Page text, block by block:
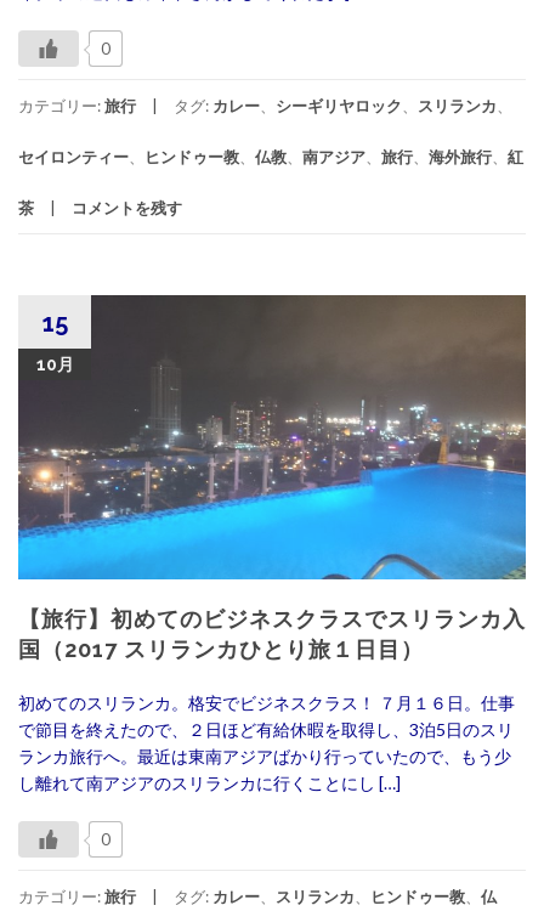
0
カテゴリー:旅行 タグ: カレー、 シーギリヤロック、 スリランカ、
セイロンティー、 ヒンドゥー教、 仏教、 南アジア、 旅行、 海外旅行、 紅
茶 コメントを残す
15
10月
【旅行】初めてのビジネスクラスでスリランカ入
国（2017 スリランカひとり旅１日目）
初めてのスリランカ。格安でビジネスクラス！ ７月１６日。仕事
で節目を終えたので、２日ほど有給休暇を取得し、3泊5日のスリ
ランカ旅行へ。最近は東南アジアばかり行っていたので、もう少
し離れて南アジアのスリランカに行くことにし […]
0
カテゴリー:旅行 タグ: カレー スリランカ ヒンドゥー教 仏